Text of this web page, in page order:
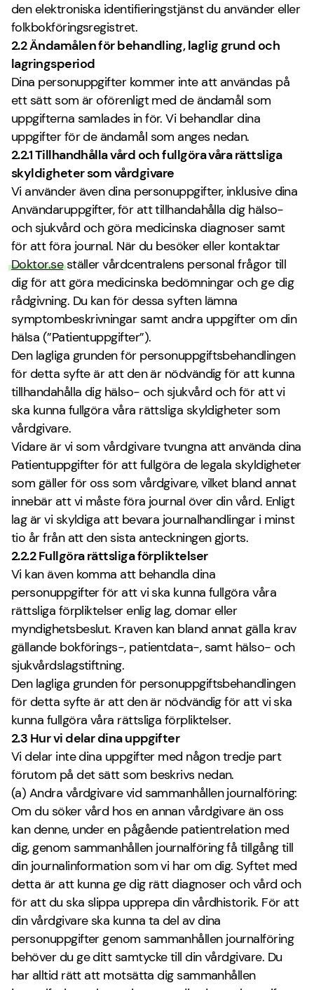
den elektroniska identifieringstjänst du använder eller
folkbokföringsregistret.
2.2 Ändamålen för behandling, laglig grund och
lagringsperiod
Dina personuppgifter kommer inte att användas på
ett sätt som är oförenligt med de ändamål som
uppgifterna samlades in för. Vi behandlar dina
uppgifter för de ändamål som anges nedan.
2.2.1 Tillhandhålla vård och fullgöra våra rättsliga
skyldigheter som vårdgivare
Vi använder även dina personuppgifter, inklusive dina
Användaruppgifter, för att tillhandahålla dig hälso-
och sjukvård och göra medicinska diagnoser samt
för att föra journal. När du besöker eller kontaktar
Doktor.seställer vårdcentralens personal frågor till
dig för att göra medicinska bedömningar och ge dig
rådgivning. Du kan för dessa syften lämna
symptombeskrivningar samt andra uppgifter om din
hälsa (”Patientuppgifter”).
Den lagliga grunden för personuppgiftsbehandlingen
för detta syfte är att den är nödvändig för att kunna
tillhandahålla dig hälso- och sjukvård och för att vi
ska kunna fullgöra våra rättsliga skyldigheter som
vårdgivare.
Vidare är vi som vårdgivare tvungna att använda dina
Patientuppgifter för att fullgöra de legala skyldigheter
som gäller för oss som vårdgivare, vilket bland annat
innebär att vi måste föra journal över din vård. Enligt
lag är vi skyldiga att bevara journalhandlingar i minst
tio år från att den sista anteckningen gjorts.
2.2.2 Fullgöra rättsliga förpliktelser
Vi kan även komma att behandla dina
personuppgifter för att vi ska kunna fullgöra våra
rättsliga förpliktelser enlig lag, domar eller
myndighetsbeslut. Kraven kan bland annat gälla krav
gällande bokförings-, patientdata-, samt hälso- och
sjukvårdslagstiftning.
Den lagliga grunden för personuppgiftsbehandlingen
för detta syfte är att den är nödvändig för att vi ska
kunna fullgöra våra rättsliga förpliktelser.
2.3 Hur vi delar dina uppgifter
Vi delar inte dina uppgifter med någon tredje part
förutom på det sätt som beskrivs nedan.
(a) Andra vårdgivare vid sammanhållen journalföring:
Om du söker vård hos en annan vårdgivare än oss
kan denne, under en pågående patientrelation med
dig, genom sammanhållen journalföring få tillgång till
din journalinformation som vi har om dig. Syftet med
detta är att kunna ge dig rätt diagnoser och vård och
för att du ska slippa upprepa din vårdhistorik. För att
din vårdgivare ska kunna ta del av dina
personuppgifter genom sammanhållen journalföring
behöver du ge ditt samtycke till din vårdgivare. Du
har alltid rätt att motsätta dig sammanhållen